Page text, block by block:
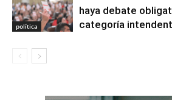
política
haya debate
categoría